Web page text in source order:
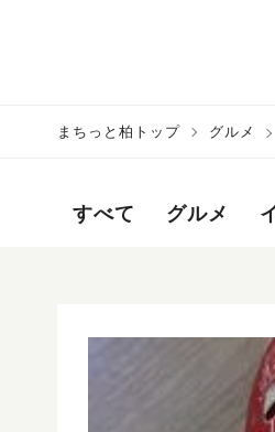
まちっと柏トップ グルメ
すべて グルメ